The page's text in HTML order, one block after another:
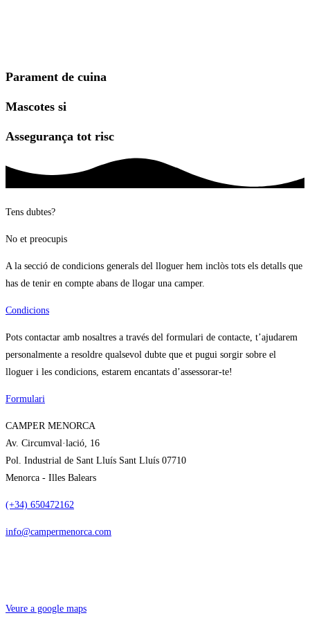
Parament de cuina
Mascotes si
Assegurança tot risc
Tens dubtes?
No et preocupis
A la secció de condicions generals del lloguer hem inclòs tots els detalls que
has de tenir en compte abans de llogar una camper.
Condicions
Pots contactar amb nosaltres a través del formulari de contacte, t’ajudarem
personalmente a resoldre qualsevol dubte que et pugui sorgir sobre el
lloguer i les condicions, estarem encantats d’assessorar-te!
Formulari
CAMPER MENORCA
Av. Circumval·lació, 16
Pol. Industrial de Sant Lluís Sant Lluís 07710
Menorca - Illes Balears
(+34) 650472162
info@campermenorca.com
Veure a google maps